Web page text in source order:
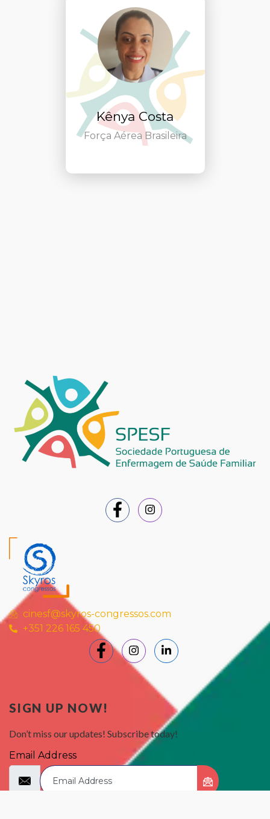
Kênya Costa
Força Aérea Brasileira
cinesf@skyros-congressos.com
+351 226 165 450
SIGN UP NOW!
Don’t miss our updates! Subscribe today!
Email Address